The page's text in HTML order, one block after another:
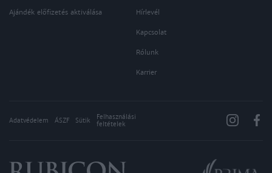
Ajándék előfizetés aktiválása Hírlevél
Kapcsolat
Rólunk
Karrier
Adatvédelem ÁSZF Sütik
Felhasználási
feltételek